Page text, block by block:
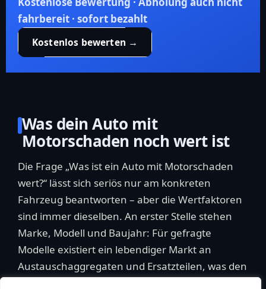
fahrbereit · sofort bezahlt
Kostenlos bewerten →
Was dein Auto mit
Motorschaden noch wert ist
Die Frage „Was ist ein Auto mit Motorschaden
wert?“ lässt sich seriös nur am konkreten
Fahrzeug beantworten – aber die Wertfaktoren
sind immer dieselben. An erster Stelle stehen
Marke, Modell und Baujahr: Für gefragte
Modelle existiert ein lebendiger Markt an
Austauschaggregaten und Ersatzteilen, was den